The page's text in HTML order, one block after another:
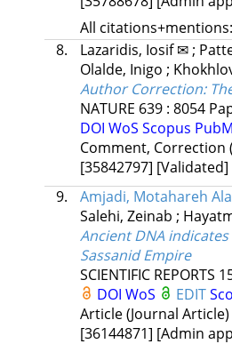
All
8.
Lazaridis, Iosif ✉ ;
Olalde, Inigo ;
Author Correction:
NATURE 639: 8054
DOI WoS Scopus
Comment, Correction
[35842797] [Validated]
9.
Amjadi, Motahareh
Salehi, Zeinab ;
Ancient DNA
Sassanid Empire
SCIENTIFIC REPORTS
DOI WoS EDIT
Article (Journal
[36144871] [Admin